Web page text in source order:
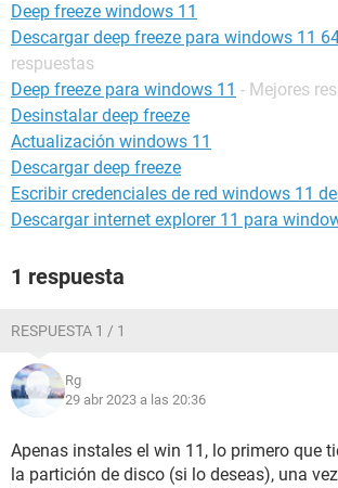
Deep freeze windows 11
Descargar deep freeze para windows 11
respuestas
Deep freeze para windows 11 - Mejores
Desinstalar deep freeze
Actualización windows 11
Descargar deep freeze
Escribir credenciales de red windows 11
Descargar internet explorer 11 para
1 respuesta
RESPUESTA 1 / 1
Rg
29 abr 2023 a las 20:36
Apenas instales el win 11, lo primero que
la partición de disco (si lo deseas), una